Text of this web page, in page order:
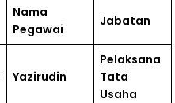
Nama
Pegawai
Jabatan
Yazirudin
Pelaksana
Tata
Usaha